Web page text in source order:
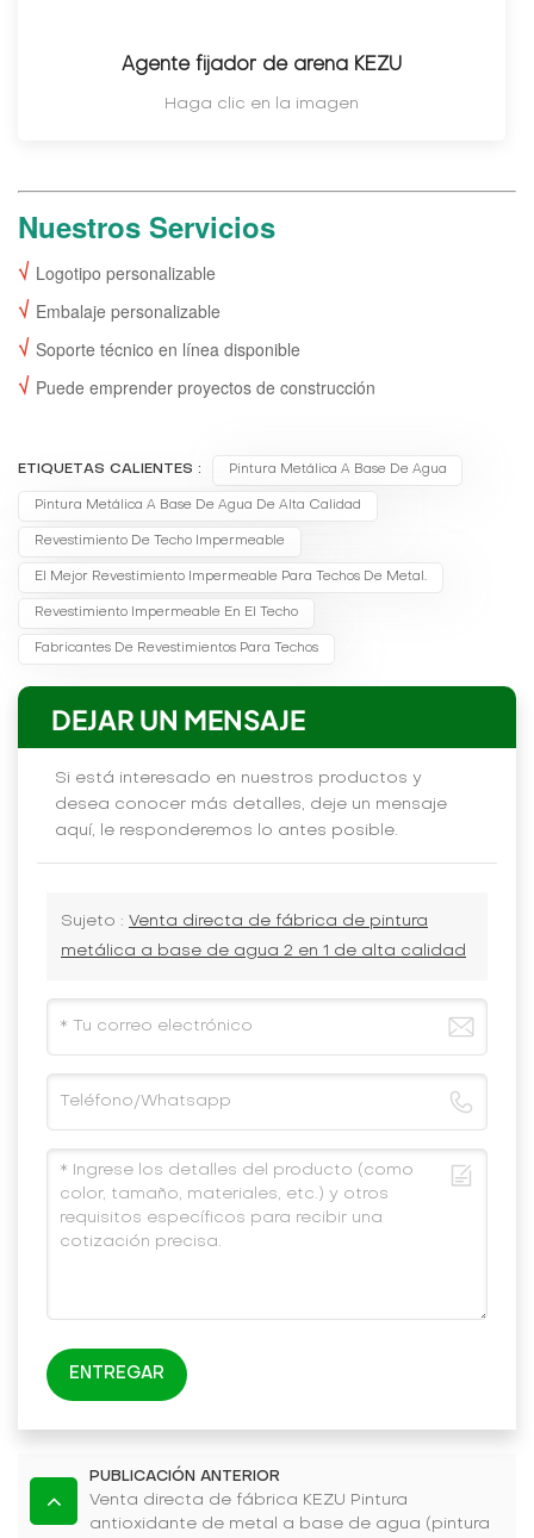
Agente fijador de arena KEZU
Haga clic en la imagen
Nuestros Servicios
√ Logotipo personalizable
√ Embalaje personalizable
√ Soporte técnico en línea disponible
√ Puede emprender proyectos de construcción
ETIQUETAS CALIENTES : Pintura Metálica A Base De Agua
Pintura Metálica A Base De Agua De Alta Calidad
Revestimiento De Techo Impermeable
El Mejor Revestimiento Impermeable Para Techos De Metal.
Revestimiento Impermeable En El Techo
Fabricantes De Revestimientos Para Techos
DEJAR UN MENSAJE
Si está interesado en nuestros productos y
desea conocer más detalles, deje un mensaje
aquí, le responderemos lo antes posible.
Sujeto : Venta directa de fábrica de pintura
metálica a base de agua 2 en 1 de alta calidad
ENTREGAR
PUBLICACIÓN ANTERIOR
Venta directa de fábrica KEZU Pintura
antioxidante de metal a base de agua (pintura